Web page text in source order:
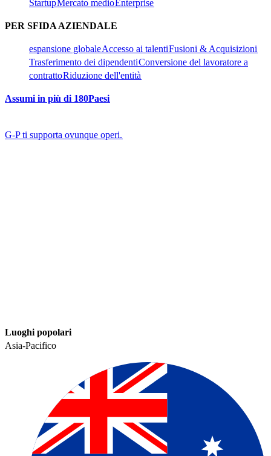
Startup​​Mercato medio​​ Enterprise​​
PER SFIDA AZIENDALE​​
espansione globale​​Accesso ai talenti​​Fusioni & Acquisizioni​​
Trasferimento dei dipendenti​​Conversione del lavoratore a
contratto​​Riduzione dell'entità​​
Assumi in più di 180Paesi​​
G-P ti supporta ovunque operi.​​
Luoghi popolari​​
Asia-Pacifico​​